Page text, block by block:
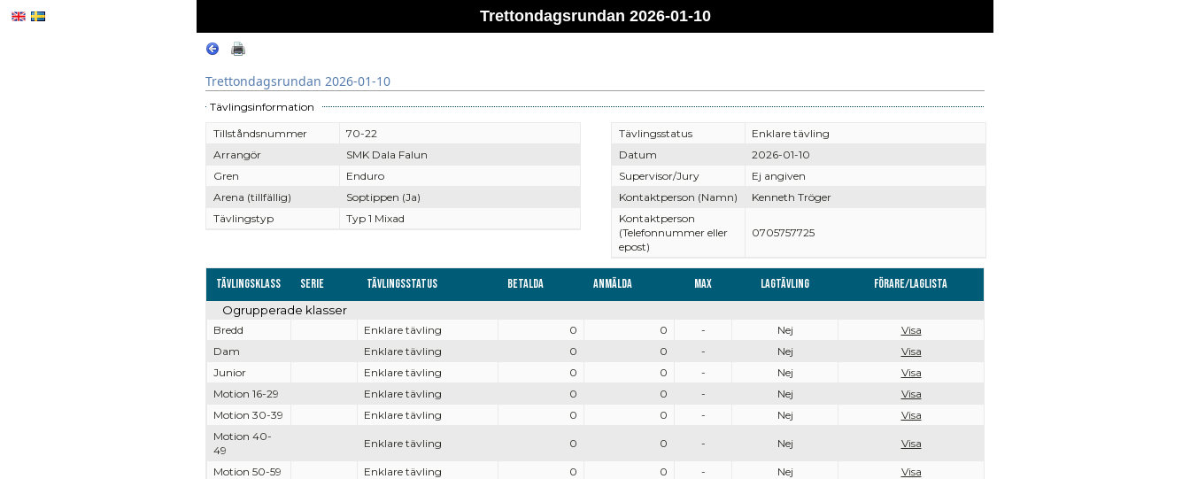
Trettondagsrundan 2026-01-10
Trettondagsrundan 2026-01-10
Tävlingsinformation
Tillståndsnummer
70-22
Arrangör
SMK Dala Falun
Gren
Enduro
Arena (tillfällig)
Soptippen (Ja)
Tävlingstyp
Typ 1 Mixad
Tävlingsstatus
Enklare tävling
Datum
2026-01-10
Supervisor/Jury
Ej angiven
Kontaktperson (Namn)
Kenneth Tröger
Kontaktperson
(Telefonnummer eller
epost)
0705757725
Tävlingsklass Serie Tävlingsstatus Betalda Anmälda Max Lagtävling Förare/Laglista
Ogrupperade klasser
Bredd Enklare tävling 0 0 - Nej
Visa
Dam
Enklare tävling 0 0 - Nej
Visa
Junior
Enklare tävling 0 0 - Nej
Visa
Motion 16-29
Enklare tävling 0 0 - Nej
Visa
Motion 30-39
Enklare tävling 0 0 - Nej
Visa
Motion 40-
49
Enklare tävling 0 0 - Nej Visa
Motion 50-59 Enklare tävling 0 0 - Nej
Visa